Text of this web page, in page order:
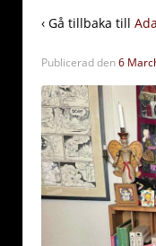
‹ Gå tillbaka till
Publicerad den6